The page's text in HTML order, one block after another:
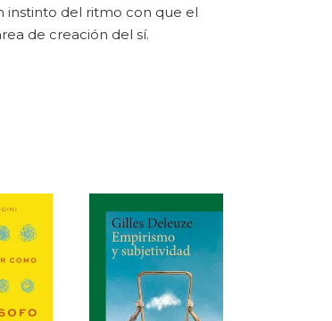
instinto del ritmo con que el
de creación del sí.